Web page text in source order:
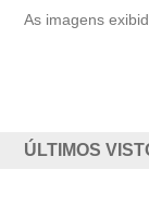
As imagens
ÚLTIMOS